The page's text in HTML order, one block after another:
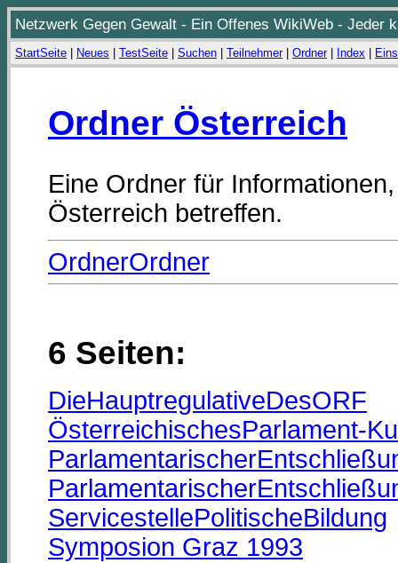
Netzwerk Gegen Gewalt - Ein Offenes WikiWeb - Jeder
StartSeite Neues TestSeite Suchen Teilnehmer| Ordner| Index
Ordner Österreich
Eine Ordner für
Österreich betreffen.
OrdnerOrdner
6 Seiten:
DieHauptregulativeDesORF
ÖsterreichischesParlament-
ServicestellePolitischeBildung
Symposion Graz 1993